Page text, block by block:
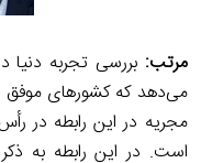
مرتب: بررسی تجربه دنیا
می‌دهد که کشورهای موفق
مجریه در این رابطه در
است. در این رابطه به